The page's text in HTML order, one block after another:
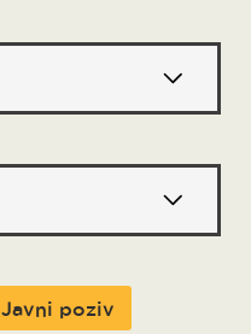
Javni poziv